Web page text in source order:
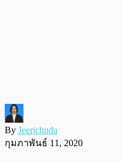
By Jeerichuda
กุมภาพันธ์ 11, 2020